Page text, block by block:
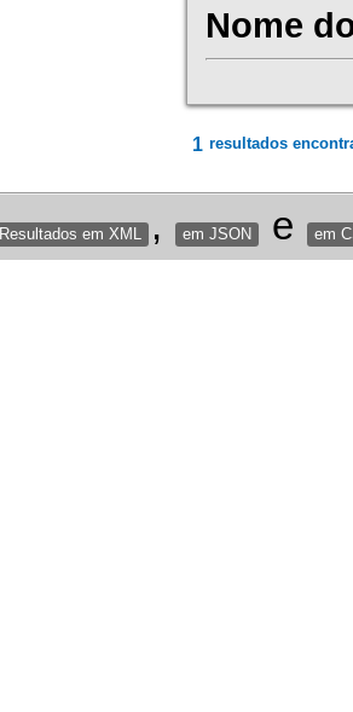
Nome
1 resultados
Resultados em XML , em JSON e em